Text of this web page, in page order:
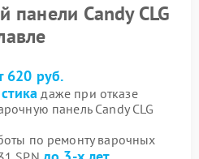
панели Candy CLG
620 руб.
даже при отказе
панель Candy CLG
по ремонту варочных